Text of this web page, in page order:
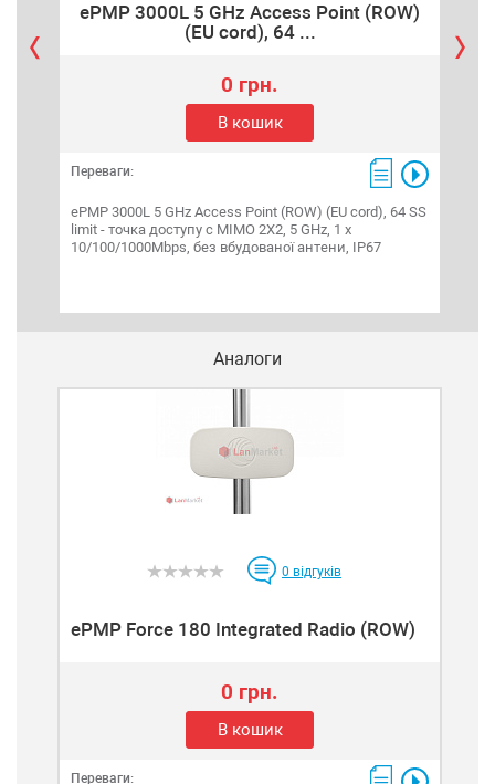
ePMP 3000L 5 GHz Access Point (ROW)
(EU cord), 64 ...
0 грн.
В кошик
Переваги:
ePMP 3000L 5 GHz Access Point (ROW) (EU cord), 64 SS
limit - точка доступу c MIMO 2X2, 5 GHz, 1 x
10/100/1000Mbps, без вбудованої антени, IP67
Аналоги
0 відгуків
ePMP Force 180 Integrated Radio (ROW)
0 грн.
В кошик
Переваги: